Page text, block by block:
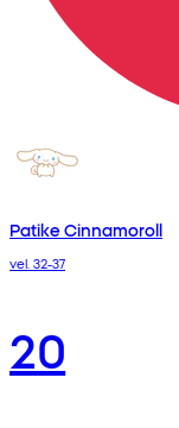
Patike Cinnamoroll
vel. 32-37
20